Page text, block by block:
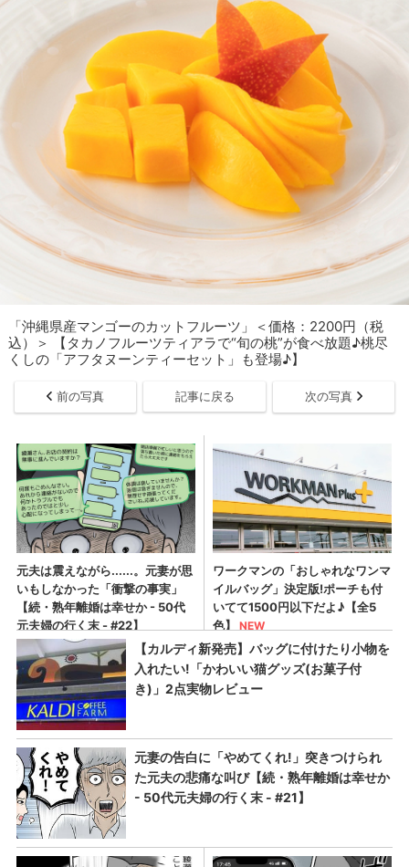
「沖縄県産マンゴーのカットフルーツ」＜価格：2200円（税
込）＞ 【タカノフルーツティアラで“旬の桃”が食べ放題♪桃尽
くしの「アフタヌーンティーセット」も登場♪】
前の写真 記事に戻る 次の写真